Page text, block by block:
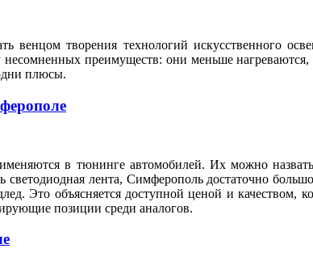
венцом творения технологий искусственного
несомненных преимуществ: они меньше
одни плюсы.
в тюнинге автомобилей. Их можно
светодиодная лента, Симферополь достаточно
Это объясняется доступной ценой и качеством,
позиции среди аналогов.